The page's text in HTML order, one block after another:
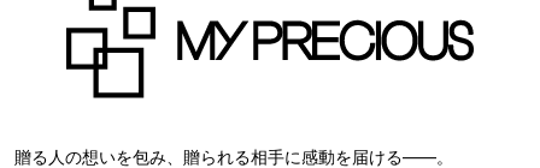
贈る人の想いを包み、贈られる相手に感動を届ける――。